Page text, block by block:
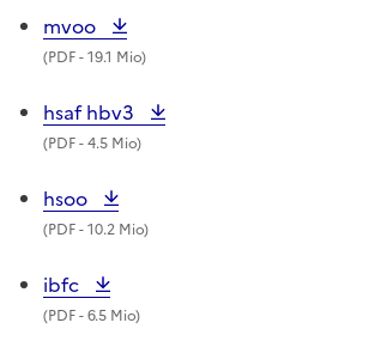
mvoo
(PDF- 19.1 Mio)
hsaf hbv3
(PDF- 4.5 Mio)
hsoo
(PDF- 10.2 Mio)
ibfc
(PDF- 6.5 Mio)